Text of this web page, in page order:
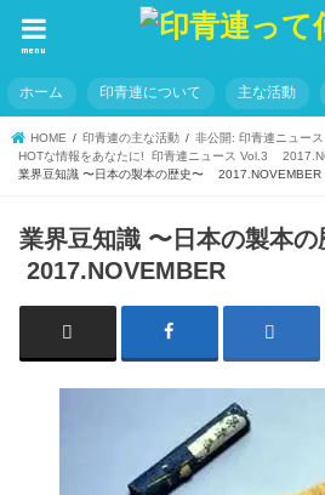
menu
ホーム 印青連について 主な活動
HOME 印青連の主な活動
非公開: 印青連ニュース
HOTな情報をあなたに! 印青連ニュース Vol.3
業界豆知識 〜日本の製本の歴史〜 2017.NOVEMBER
業界豆知識 〜日本の製本
2017.NOVEMBER